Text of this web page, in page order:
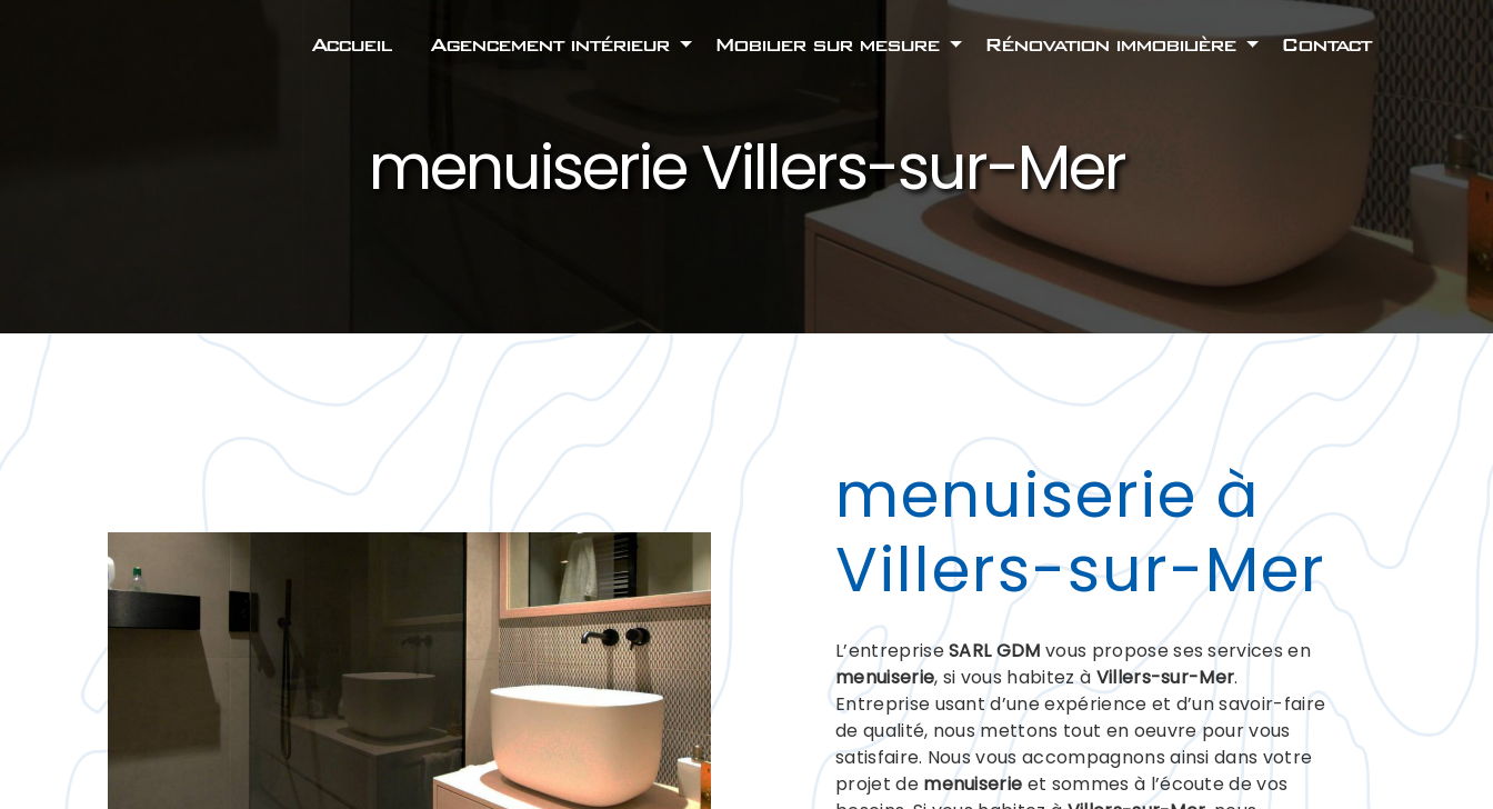
Accueil Agencement intérieur Mobilier sur mesure Rénovation immobilière Contact
menuiserie Villers-sur-Mer
menuiserie à
Villers-sur-Mer
L’entrepriseSARL GDM vous propose ses services en
menuiserie, si vous habitez à Villers-sur-Mer.
Entreprise usant d’une expérience et d’un savoir-faire
de qualité, nous mettons tout en oeuvre pour vous
satisfaire. Nous vous accompagnons ainsi dans votre
projet de menuiserie et sommes à l’écoute de vos